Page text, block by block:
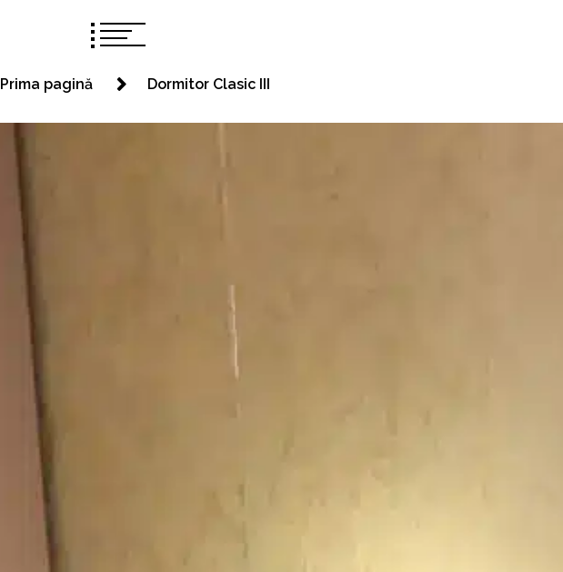
Prima pagină Dormitor Clasic III